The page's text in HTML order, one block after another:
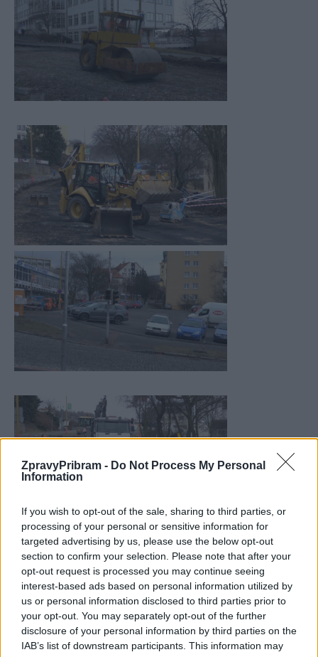
ZpravyPribram - Do Not Process My Personal
Information
If you wish to opt-out of the sale, sharing to third parties, or
processing of your personal or sensitive information for
targeted advertising by us, please use the below opt-out
section to confirm your selection. Please note that after your
opt-out request is processed you may continue seeing
interest-based ads based on personal information utilized by
us or personal information disclosed to third parties prior to
your opt-out. You may separately opt-out of the further
disclosure of your personal information by third parties on the
IAB’s list of downstream participants. This information may